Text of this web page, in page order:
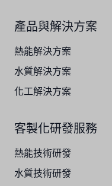
產品與解決方案
熱能解決方案
水質解決方案
化工解決方案
客製化研發服務
熱能技術研發
水質技術研發